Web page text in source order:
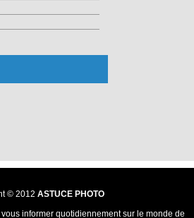
© 2012 ASTUCE PHOTO
informer quotidiennement sur le monde de